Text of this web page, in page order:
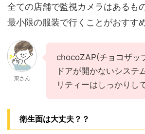
全ての店舗で監視カメラはあるも
最小限の服装で行くことがおすす
東さん
chocoZAP(チョコザッ
ドアが開かないシステ
リティーはしっかりし
衛生面は大丈夫？？